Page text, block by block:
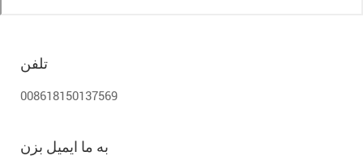
تلفن
008618150137569
به ما ایمیل بزن